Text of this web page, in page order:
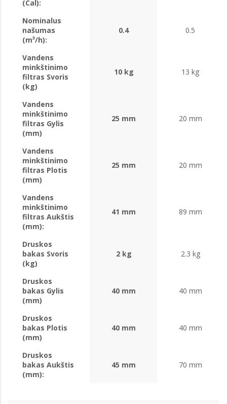
(Cal):
Nominalus
našumas
(m³/h):
0.4 0.5
Vandens
minkštinimo
filtras Svoris
(kg)
10 kg 13 kg
Vandens
minkštinimo
filtras Gylis
(mm)
25 mm 20 mm
Vandens
minkštinimo
filtras Plotis
(mm)
25 mm 20 mm
Vandens
minkštinimo
filtras Aukštis
(mm):
41 mm 89 mm
Druskos
bakas Svoris
(kg)
2 kg 2.3 kg
Druskos
bakas Gylis
(mm)
40 mm 40 mm
Druskos
bakas Plotis
(mm)
40 mm 40 mm
Druskos
bakas Aukštis
(mm):
45 mm 70 mm